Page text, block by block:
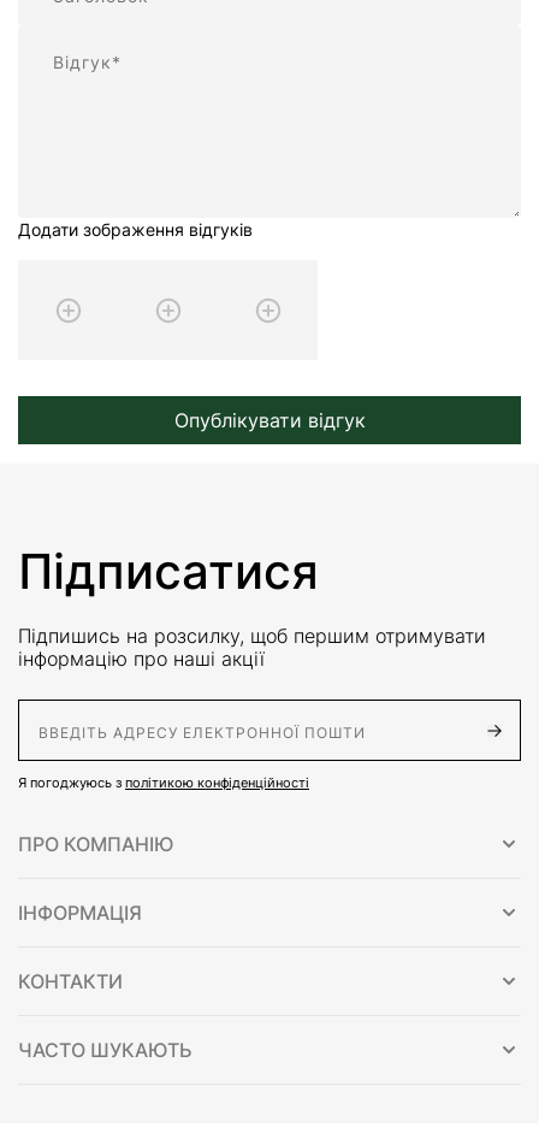
Додати зображення відгуків
Опублікувати відгук
Підписатися
Підпишись на розсилку, щоб першим отримувати
інформацію про наші акції
Я погоджуюсь з політикою конфіденційності
ПРО КОМПАНІЮ
ІНФОРМАЦІЯ
КОНТАКТИ
ЧАСТО ШУКАЮТЬ